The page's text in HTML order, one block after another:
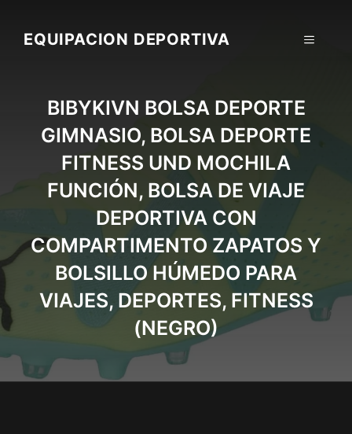
contentEQUIPACION DEPORTIVA MENU
BIBYKIVN BOLSA DEPORTE
GIMNASIO, BOLSA DEPORTE
FITNESS UND MOCHILA
FUNCIÓN, BOLSA DE VIAJE
DEPORTIVA CON
COMPARTIMENTO ZAPATOS Y
BOLSILLO HÚMEDO PARA
VIAJES, DEPORTES, FITNESS
(NEGRO)